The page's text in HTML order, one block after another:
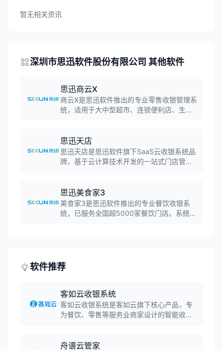
暂无相关资讯
深圳市思迅软件股份有限公司 其他软件
思迅商云X
商云X是思迅软件推出的专业零售收银管理系
统，适用于大中型超市、连锁便利店、生鲜
单笔收银耗时仅11秒，为零售商户提供高效
稳定的收银解决方案。
思迅天店
思迅天店是思迅软件旗下SaaS云收银系统品
牌，基于云计算技术开发的一站式门店管理
利店等不同业态，功能涵盖收银、进销存、
会员营销、批发连锁、微商城小程序等。
思迅美食家3
美食家3是思迅软件推出的专业餐饮收银系
统，已服务全国超5000家餐饮门店。系统支
软件推荐
客如云收银系统
客如云收银系统是客如云旗下核心产品，专
为餐饮、零售等服务业商家设计的智能收银
家实现门店数字化运营，提升经营效率。
舟谱云管家